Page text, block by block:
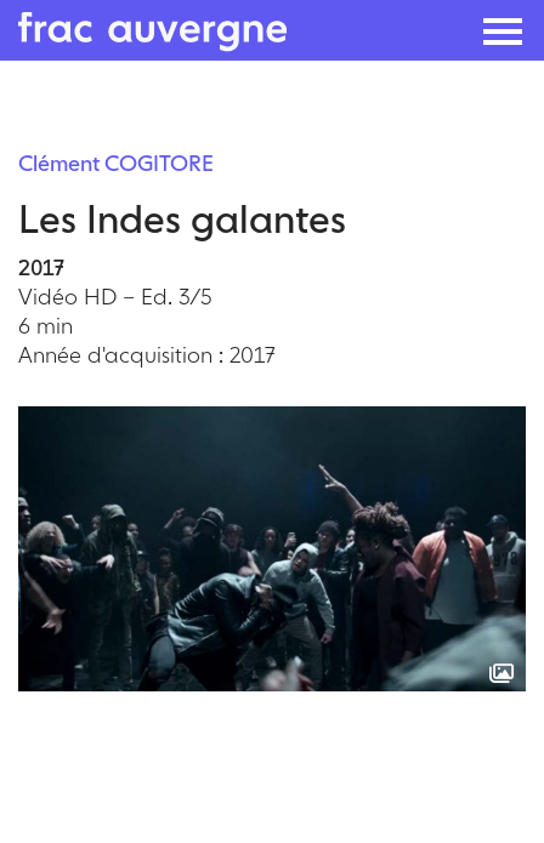
content
Clément COGITORE
Les Indes galantes
2017
Vidéo HD – Ed. 3/5
6 min
Année d'acquisition : 2017